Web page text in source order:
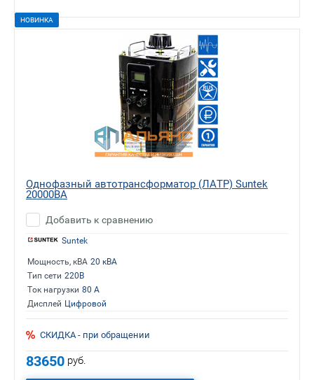
НОВИНКА
Однофазный автотрансформатор (ЛАТР) Suntek
20000ВА
Добавить к сравнению
Suntek
Мощность, кВА 20 кВА
Тип сети 220В
Ток нагрузки 80 А
Дисплей Цифровой
СКИДКА - при обращении
83650 руб.